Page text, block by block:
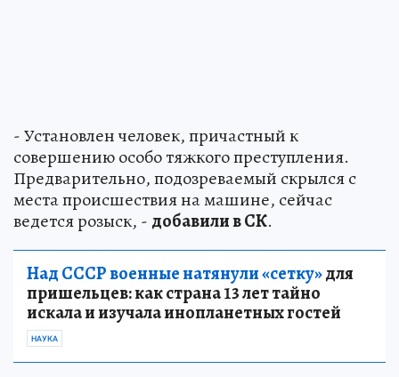
- Установлен человек, причастный к
совершению особо тяжкого преступления.
Предварительно, подозреваемый скрылся с
места происшествия на машине, сейчас
ведется розыск, - добавили в СК.
Над СССР военные натянули «сетку»для
пришельцев: как страна 13 лет тайно
искала и изучала инопланетных гостей
НАУКА